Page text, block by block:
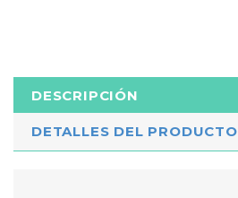
DESCRIPCIÓN
DETALLES DEL PRODUCTO